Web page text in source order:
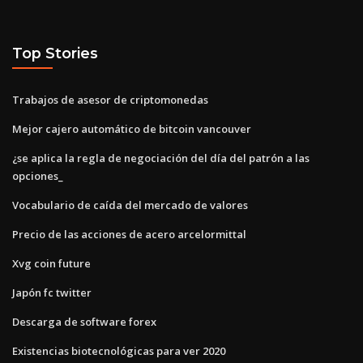
Top Stories
Trabajos de asesor de criptomonedas
Mejor cajero automático de bitcoin vancouver
¿se aplica la regla de negociación del día del patrón a las
opciones_
Vocabulario de caída del mercado de valores
Precio de las acciones de acero arcelormittal
Xvg coin future
Japón fc twitter
Descarga de software forex
Existencias biotecnológicas para ver 2020